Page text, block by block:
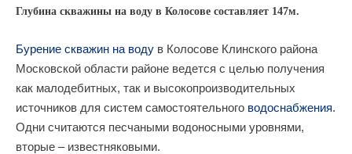
Глубина скважины на воду в Колосове составляет 147м.
Бурение скважин на воду в Колосове Клинского района
Московской области районе ведется с целью получения
как малодебитных, так и высокопроизводительных
источников для систем самостоятельного водоснабжения.
Одни считаются песчаными водоносными уровнями,
вторые – известняковыми.